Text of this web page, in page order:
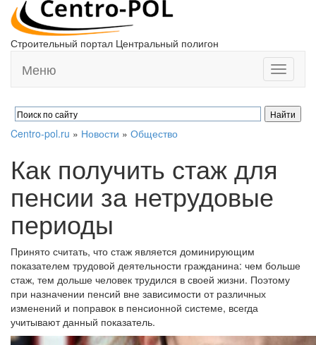
Строительный портал Центральный полигон
Toggle
Меню
Centro-pol.ru » Новости » Общество
Как получить стаж для
пенсии за нетрудовые
периоды
Принято считать, что стаж является доминирующим
показателем трудовой деятельности гражданина: чем больше
стаж, тем дольше человек трудился в своей жизни. Поэтому
при назначении пенсий вне зависимости от различных
изменений и поправок в пенсионной системе, всегда
учитывают данный показатель.